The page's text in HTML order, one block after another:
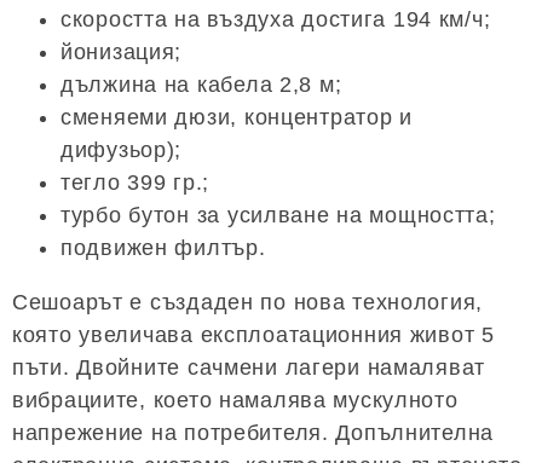
скоростта на въздуха достига 194 км/ч;
йонизация;
дължина на кабела 2,8 м;
сменяеми дюзи, концентратор и
дифузьор);
тегло 399 гр.;
турбо бутон за усилване на мощността;
подвижен филтър.
Сешоарът е създаден по нова технология,
която увеличава експлоатационния живот 5
пъти. Двойните сачмени лагери намаляват
вибрациите, което намалява мускулното
напрежение на потребителя. Допълнителна